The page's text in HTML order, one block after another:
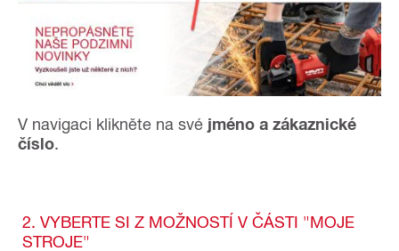
V navigaci klikněte na své jméno a zákaznické
číslo
2. VYBERTE SI Z MOŽNOSTÍ V ČÁSTI "MOJE
STROJE"